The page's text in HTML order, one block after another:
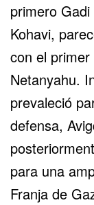
primero
Kohavi,
con el
Netanyahu.
prevaleció
defensa,
para una
Franja de